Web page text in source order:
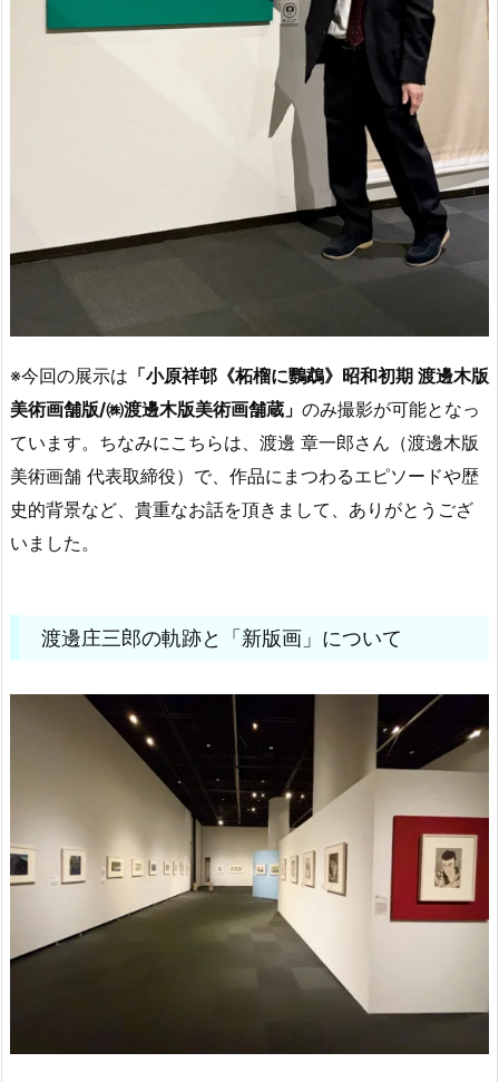
※今回の展示は 「小原祥邨《柘榴に鸚鵡》昭和初期 渡邊木版
美術画舗版/㈱渡邊木版美術画舗蔵」 のみ撮影が可能となっ
ています。ちなみにこちらは、渡邊 章一郎さん（渡邊木版
美術画舗 代表取締役）で、作品にまつわるエピソードや歴
史的背景など、貴重なお話を頂きまして、ありがとうござ
いました。
渡邊庄三郎の軌跡と「新版画」について